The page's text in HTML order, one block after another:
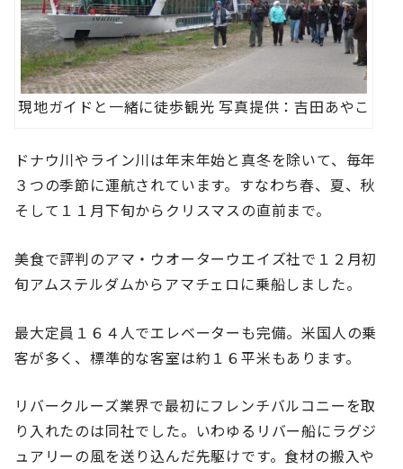
現地ガイドと一緒に徒歩観光 写真提供：吉田あやこ
ドナウ川やライン川は年末年始と真冬を除いて、毎年
３つの季節に運航されています。すなわち春、夏、秋
そして１１月下旬からクリスマスの直前まで。
美食で評判のアマ・ウオーターウエイズ社で１２月初
旬アムステルダムからアマチェロに乗船しました。
最大定員１６４人でエレベーターも完備。米国人の乗
客が多く、標準的な客室は約１６平米もあります。
リバークルーズ業界で最初にフレンチバルコニーを取
り入れたのは同社でした。いわゆるリバー船にラグジ
ュアリーの風を送り込んだ先駆けです。食材の搬入や